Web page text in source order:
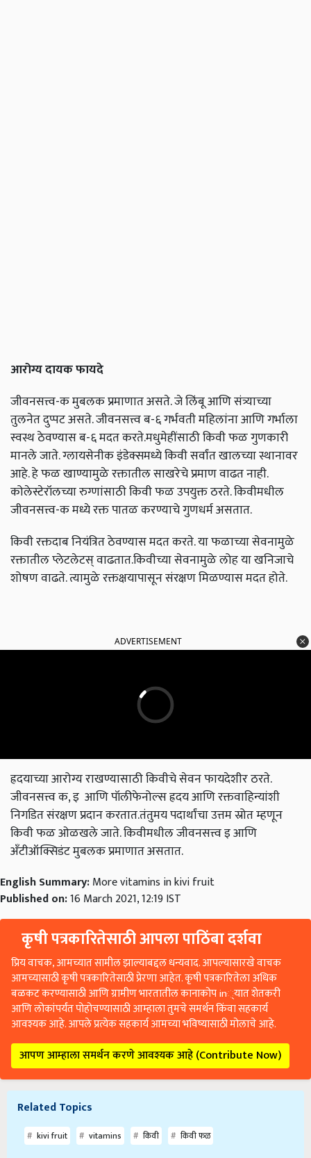
आरोग्यदायकफायदे
जीवनसत्त्व-क मुबलक प्रमाणात असते. जे लिंबू आणि संत्र्याच्या
तुलनेत दुप्पट असते. जीवनसत्त्व ब-६ गर्भवती महिलांना आणि गर्भाला
स्वस्थ ठेवण्यास ब-६ मदत करते.मधुमेहींसाठी किवी फळ गुणकारी
मानले जाते. ग्लायसेनीक इंडेक्समध्ये किवी सर्वांत खालच्या स्थानावर
आहे. हे फळ खाण्यामुळे रक्तातील साखरेचे प्रमाण वाढत नाही.
कोलेस्टेरॉलच्या रुग्णांसाठी किवी फळ उपयुक्त ठरते. किवीमधील
जीवनसत्त्व-क मध्ये रक्त पातळ करण्याचे गुणधर्म असतात.
किवी रक्तदाब नियंत्रित ठेवण्यास मदत करते. या फळाच्या सेवनामुळे
रक्तातील प्लेटलेटस् वाढतात.किवीच्या सेवनामुळे लोह या खनिजाचे
शोषण वाढते. त्यामुळे रक्तक्षयापासून संरक्षण मिळण्यास मदत होते.
ADVERTISEMENT
ह्रदयाच्या आरोग्य राखण्यासाठी किवीचे सेवन फायदेशीर ठरते.
जीवनसत्त्व क, इ आणि पॉलीफेनोल्स ह्रदय आणि रक्तवाहिन्यांशी
निगडित संरक्षण प्रदान करतात.तंतुमय पदार्थांचा उत्तम स्रोत म्हणून
किवी फळ ओळखले जाते. किवीमधील जीवनसत्त्व इ आणि
अँटीऑक्सिडंट मुबलक प्रमाणात असतात.
English Summary:More vitamins in kivi fruit
Published on:16 March 2021, 12:19 IST
कृषी पत्रकारितेसाठी आपला पाठिंबा दर्शवा
प्रिय वाचक, आमच्यात सामील झाल्याबद्दल धन्यवाद. आपल्यासारखे वाचक
आमच्यासाठी कृषी पत्रकारितेसाठी प्रेरणा आहेत. कृषी पत्रकारितेला अधिक
बळकट करण्यासाठी आणि ग्रामीण भारतातील कानाकोप in्यात शेतकरी
आणि लोकांपर्यंत पोहोचण्यासाठी आम्हाला तुमचे समर्थन किंवा सहकार्य
आवश्यक आहे. आपले प्रत्येक सहकार्य आमच्या भविष्यासाठी मोलाचे आहे.
आपण आम्हाला समर्थन करणे आवश्यक आहे (Contribute Now)
Related Topics
kivi fruit vitamins किवी किवी फळ